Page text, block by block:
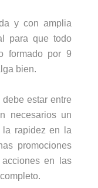
y con amplia
para que todo
formado por 9
bien.
estar entre
necesarios un
la rapidez en la
promociones
en las